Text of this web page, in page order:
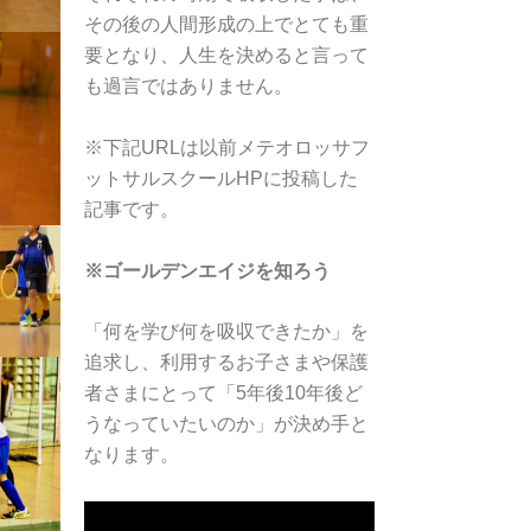
その後の人間形成の上でとても重
要となり、人生を決めると言って
も過言ではありません。
※下記URLは以前メテオロッサフ
ットサルスクールHPに投稿した
記事です。
※ゴールデンエイジを知ろう
「何を学び何を吸収できたか」を
追求し、利用するお子さまや保護
者さまにとって「5年後10年後ど
うなっていたいのか」が決め手と
なります。